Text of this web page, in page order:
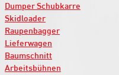
Dumper Schubkarre
Skidloader
Raupenbagger
Lieferwagen
Baumschnitt
Arbeitsbühnen